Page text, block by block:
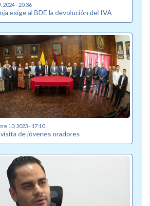
2024 - 20:36
exige al BDE la devolución del IVA
10, 2023 - 17:10
de jóvenes oradores